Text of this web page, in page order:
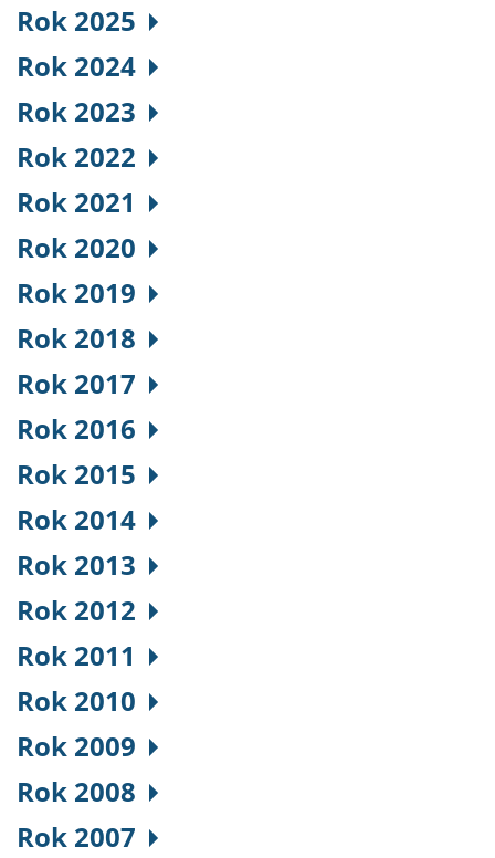
Rok 2025
Rok 2024
Rok 2023
Rok 2022
Rok 2021
Rok 2020
Rok 2019
Rok 2018
Rok 2017
Rok 2016
Rok 2015
Rok 2014
Rok 2013
Rok 2012
Rok 2011
Rok 2010
Rok 2009
Rok 2008
Rok 2007